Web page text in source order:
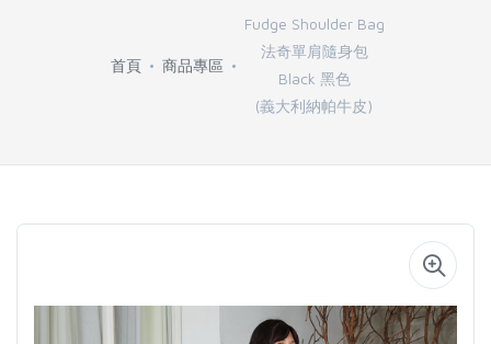
首頁 商品專區
Fudge Shoulder Bag
法奇單肩隨身包
Black 黑色
(義大利納帕牛皮)